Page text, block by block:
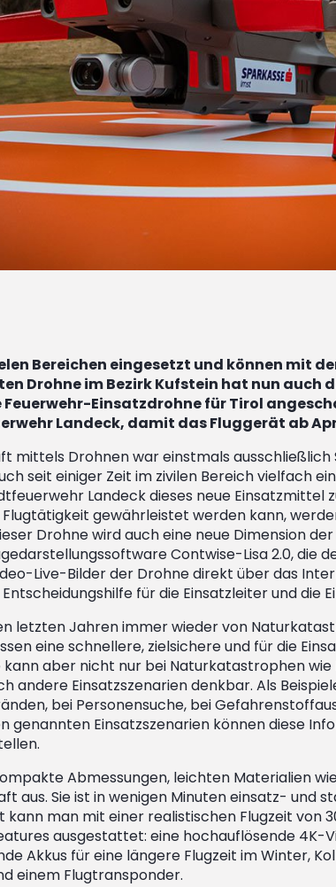
Bereichen eingesetzt und können mit
Drohne im Bezirk Kufstein hat nun
Feuerwehr-Einsatzdrohne für Tirol
Landeck, damit das Fluggerät ab
mittels Drohnen war einstmals
seit einiger Zeit im zivilen Bereich vielfach
Landeck dieses neue
gewährleistet werden kann,
Drohne wird auch eine neue Dimension
Contwise-Lisa 2.0, die
Live-Bilder der Drohne direkt über das
für die Einsatzleiter und die
letzten Jahren immer wieder von
eine schnellere, zielsichere und für die
aber nicht nur bei Naturkatastrophen
andere Einsatzszenarien denkbar. Als
bei Personensuche, bei
genannten Einsatzszenarien können diese
Abmessungen, leichten Materialien
aus. Sie ist in wenigen Minuten einsatz- und
man mit einer realistischen Flugzeit von
ausgestattet: eine hochauflösende 4K-
Akkus für eine längere Flugzeit im Winter,
einem Flugtransponder.